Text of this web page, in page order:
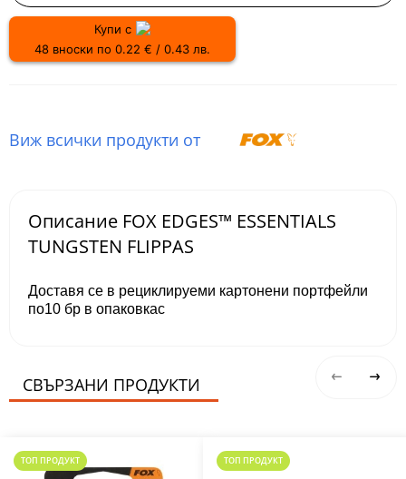
Купи с
48 вноски по 0.22 € / 0.43 лв.
Виж всички продукти от
Описание FOX EDGES™ ESSENTIALS
TUNGSTEN FLIPPAS
Доставя се в рециклируеми картонени портфейли
по10 бр в опаковкас
СВЪРЗАНИ ПРОДУКТИ
ТОП ПРОДУКТ ТОП ПРОДУКТ